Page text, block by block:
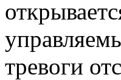
тревоги